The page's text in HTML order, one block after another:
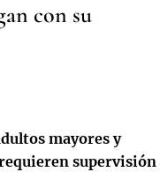
con su
mayores y
supervisión